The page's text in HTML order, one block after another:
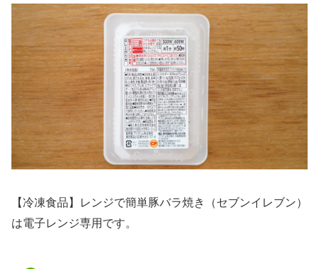
【冷凍食品】レンジで簡単豚バラ焼き（セブンイレブン）
は電子レンジ専用です。